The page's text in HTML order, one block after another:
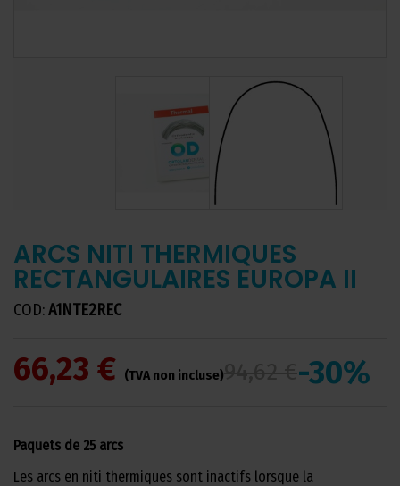
ARCS NITI THERMIQUES
RECTANGULAIRES EUROPA II
COD:A1NTE2REC
66,23 € (TVA non incluse) -30%
Paquets de 25 arcs
Les arcs en niti thermiques sont inactifs lorsque la